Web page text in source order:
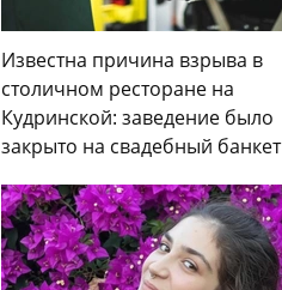
Известна причина взрыва в
столичном ресторане на
Кудринской: заведение было
закрыто на свадебный банкет